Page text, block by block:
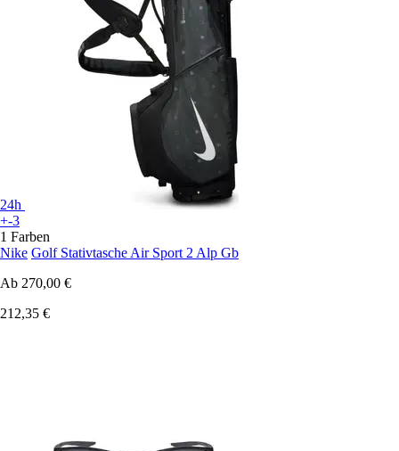
24h
+-3
1 Farben
Nike Golf Stativtasche Air Sport 2 Alp Gb
Ab 270,00 €
212,35 €